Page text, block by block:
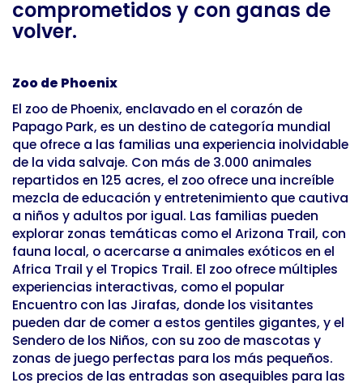
comprometidos y con ganas de
volver.
Zoo de Phoenix
El zoo de Phoenix, enclavado en el corazón de
Papago Park, es un destino de categoría mundial
que ofrece a las familias una experiencia inolvidable
de la vida salvaje. Con más de 3.000 animales
repartidos en 125 acres, el zoo ofrece una increíble
mezcla de educación y entretenimiento que cautiva
a niños y adultos por igual. Las familias pueden
explorar zonas temáticas como el Arizona Trail, con
fauna local, o acercarse a animales exóticos en el
Africa Trail y el Tropics Trail. El zoo ofrece múltiples
experiencias interactivas, como el popular
Encuentro con las Jirafas, donde los visitantes
pueden dar de comer a estos gentiles gigantes, y el
Sendero de los Niños, con su zoo de mascotas y
zonas de juego perfectas para los más pequeños.
Los precios de las entradas son asequibles para las